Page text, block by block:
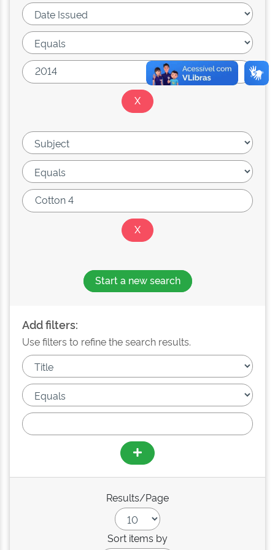
Start a new search
Add filters:
Use filters to refine the search results.
Results/Page
Sort items by